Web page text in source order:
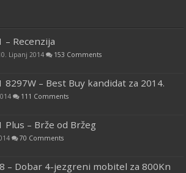
– Recenzija
Lipanj 2014 153 Comments
8297W – Best Buy kandidat za 2014.
111 Comments
Plus – Brže od Bržeg
70 Comments
– Dobar 4-jezgreni mobitel za 800Kn